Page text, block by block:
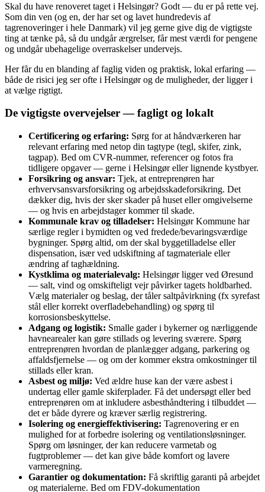
Skal du have renoveret taget i Helsingør? Godt — du er på rette vej.
Som din ven (og en, der har set og lavet hundredevis af
tagrenoveringer i hele Danmark) vil jeg gerne give dig de vigtigste
ting at tænke på, så du undgår ærgrelser, får mest værdi for pengene
og undgår ubehagelige overraskelser undervejs.
Her får du en blanding af faglig viden og praktisk, lokal erfaring —
både de risici jeg ser ofte i Helsingør og de muligheder, der ligger i
at vælge rigtigt.
De vigtigste overvejelser — fagligt og lokalt
Certificering og erfaring: Sørg for at håndværkeren har
relevant erfaring med netop din tagtype (tegl, skifer, zink,
tagpap). Bed om CVR-nummer, referencer og fotos fra
tidligere opgaver — gerne i Helsingør eller lignende kystbyer.
Forsikring og ansvar: Tjek, at entreprenøren har
erhvervsansvarsforsikring og arbejdsskadeforsikring. Det
dækker dig, hvis der sker skader på huset eller omgivelserne
— og hvis en arbejdstager kommer til skade.
Kommunale krav og tilladelser: Helsingør Kommune har
særlige regler i bymidten og ved fredede/bevaringsværdige
bygninger. Spørg altid, om der skal byggetilladelse eller
dispensation, især ved udskiftning af tagmateriale eller
ændring af taghældning.
Kystklima og materialevalg: Helsingør ligger ved Øresund
— salt, vind og omskifteligt vejr påvirker tagets holdbarhed.
Vælg materialer og beslag, der tåler saltpåvirkning (fx syrefast
stål eller korrekt overfladebehandling) og spørg til
korrosionsbeskyttelse.
Adgang og logistik: Smalle gader i bykerner og nærliggende
havnearealer kan gøre stillads og levering sværere. Spørg
entreprenøren hvordan de planlægger adgang, parkering og
affaldsfjernelse — og om der kommer ekstra omkostninger til
stillads eller kran.
Asbest og miljø: Ved ældre huse kan der være asbest i
undertag eller gamle skiferplader. Få det undersøgt eller bed
entreprenøren om at inkludere asbesthåndtering i tilbuddet —
det er både dyrere og kræver særlig registrering.
Isolering og energieffektivisering: Tagrenovering er en
mulighed for at forbedre isolering og ventilationsløsninger.
Spørg om løsninger, der kan reducere varmetab og
fugtproblemer — det kan give både komfort og lavere
varmeregning.
Garantier og dokumentation: Få skriftlig garanti på arbejdet
og materialerne. Bed om FDV-dokumentation